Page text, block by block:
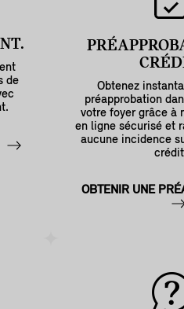
de
Obtenez
préapprobation
votre foyer grâce à
en ligne sécurisé et
aucune incidence
OBTENIR UNE